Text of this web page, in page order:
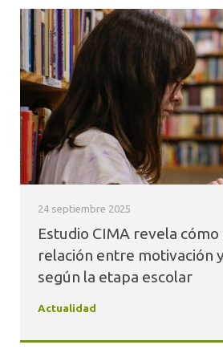
24 septiembre 2025
Estudio CIMA revela cómo
relación entre motivación
según la etapa escolar
Actualidad